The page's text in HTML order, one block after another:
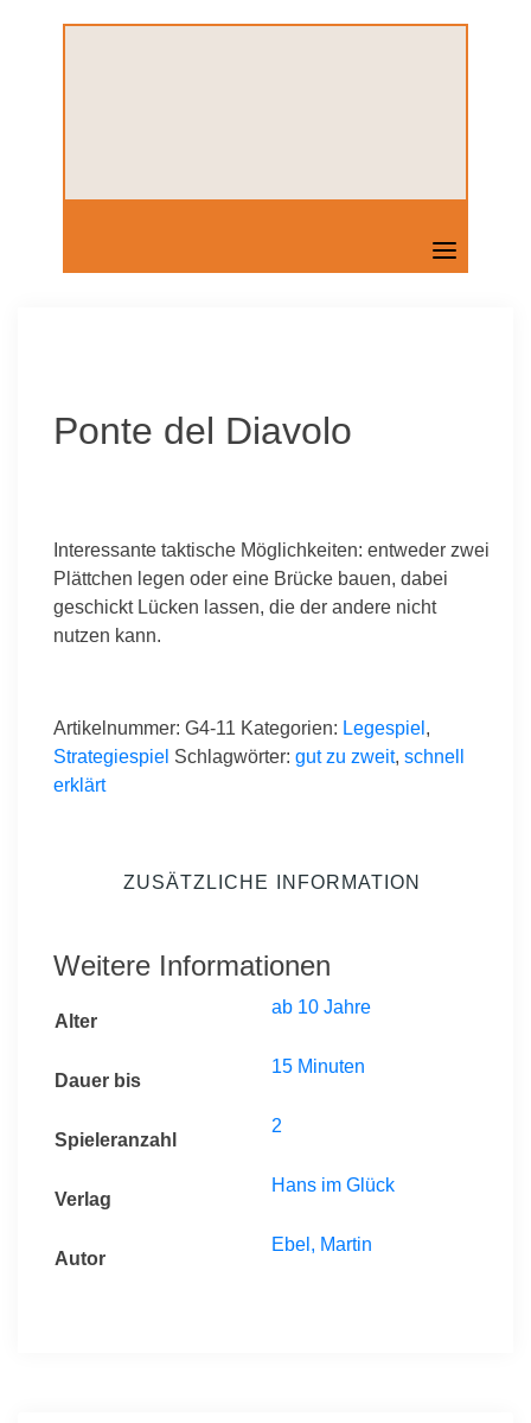
Ponte del Diavolo
Interessante taktische Möglichkeiten: entweder zwei
Plättchen legen oder eine Brücke bauen, dabei
geschickt Lücken lassen, die der andere nicht
nutzen kann.
Artikelnummer: G4-11 Kategorien: Legespiel ,
Strategiespiel Schlagwörter: gut zu zweit, schnell
erklärt
ZUSÄTZLICHE INFORMATION
Weitere Informationen
Alter
ab 10 Jahre
Dauer bis
15 Minuten
Spieleranzahl
2
Verlag
Hans im Glück
Autor
Ebel, Martin